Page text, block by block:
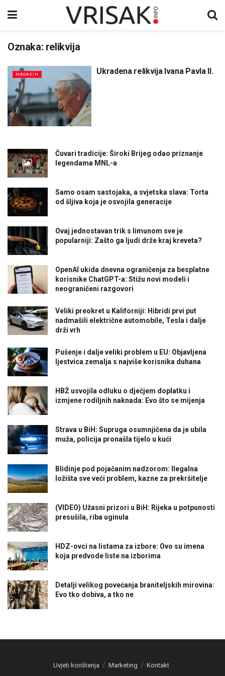
Oznaka: relikvija
MAGAZIN Ukradena relikvija Ivana Pavla II.
Čuvari tradicije: Široki Brijeg odao priznanje
legendama MNL-a
Samo osam sastojaka, a svjetska slava: Torta
od šljiva koja je osvojila generacije
Ovaj jednostavan trik s limunom sve je
popularniji: Zašto ga ljudi drže kraj kreveta?
OpenAI ukida dnevna ograničenja za besplatne
korisnike ChatGPT-a: Stižu novi modeli i
neograničeni razgovori
Veliki preokret u Kaliforniji: Hibridi prvi put
nadmašili električne automobile, Tesla i dalje
drži vrh
Pušenje i dalje veliki problem u EU: Objavljena
ljestvica zemalja s najviše korisnika duhana
HBŽ usvojila odluku o dječjem doplatku i
izmjene rodiljnih naknada: Evo što se mijenja
Strava u BiH: Supruga osumnjičena da je ubila
muža, policija pronašla tijelo u kući
Blidinje pod pojačanim nadzorom: Ilegalna
ložišta sve veći problem, kazne za prekršitelje
(VIDEO) Užasni prizori u BiH: Rijeka u potpunosti
presušila, riba uginula
HDZ-ovci na listama za izbore: Ovo su imena
koja predvode liste na izborima
Detalji velikog povećanja braniteljskih mirovina:
Evo tko dobiva, a tko ne
Uvjeti korištenja Marketing Kontakt